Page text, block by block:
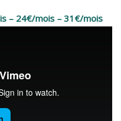
– 24€/mois – 31€/mois